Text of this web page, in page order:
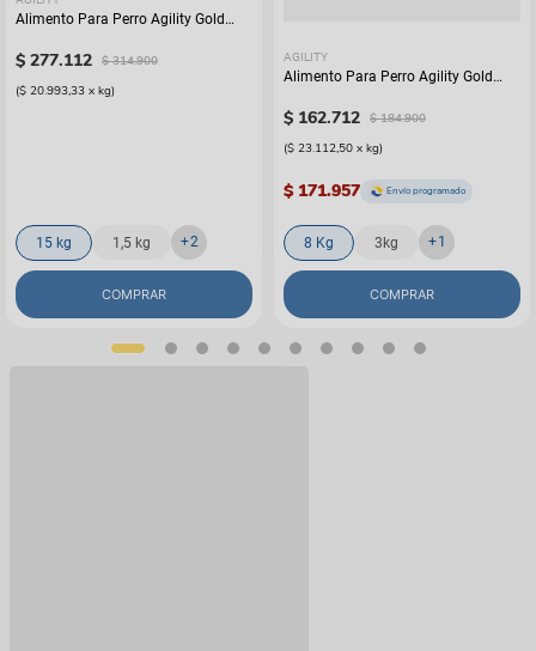
Alimento Para Perro Agility Gold
$ 277.112 $ 314.900
($ 20.993,33 x kg)
15 kg 1,5 kg +2
COMPRAR
AGILITY
Alimento Para Perro Agility Gold
$ 162.712 $ 184.900
($ 23.112,50 x kg)
$ 171.957 Envío programado
8 Kg 3kg +1
COMPRAR